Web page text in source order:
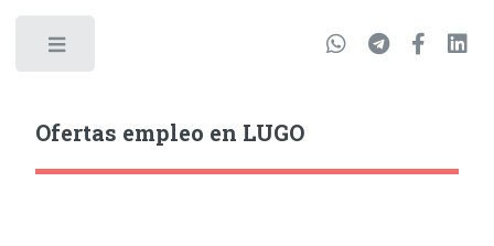
Ofertas empleo en LUGO